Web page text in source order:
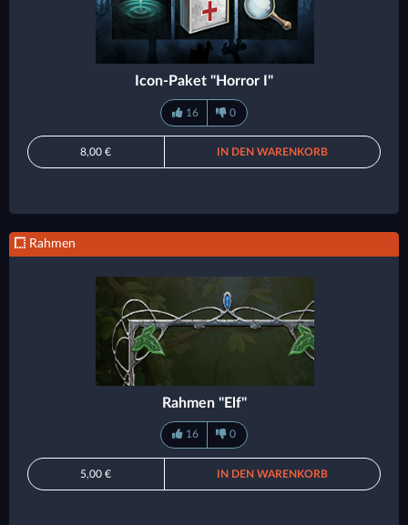
Icon-Paket "Horror I"
16 0
8,00 € IN DEN WARENKORB
Rahmen
Rahmen "Elf"
16 0
5,00 € IN DEN WARENKORB